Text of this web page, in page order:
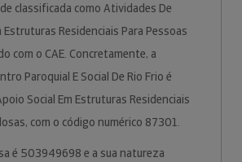
classificada como Atividades De
Estruturas Residenciais Para Pessoas
com o CAE. Concretamente, a
Paroquial E Social De Rio Frio é
Social Em Estruturas Residenciais
com o código numérico 87301.
é 503949698 e a sua natureza